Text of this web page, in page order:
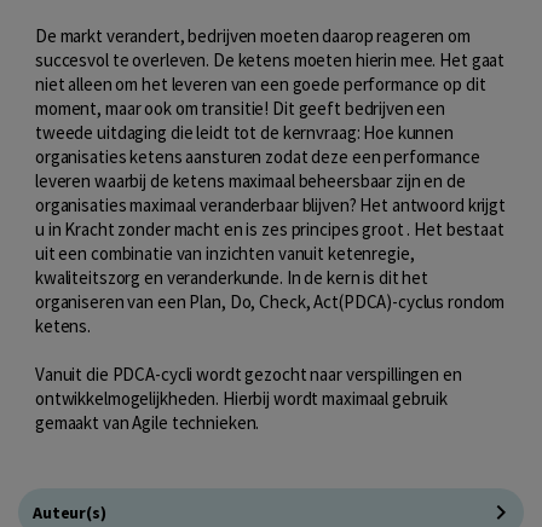
De markt verandert, bedrijven moeten daarop reageren om
succesvol te overleven. De ketens moeten hierin mee. Het gaat
niet alleen om het leveren van een goede performance op dit
moment, maar ook om transitie! Dit geeft bedrijven een
tweede uitdaging die leidt tot de kernvraag: Hoe kunnen
organisaties ketens aansturen zodat deze een performance
leveren waarbij de ketens maximaal beheersbaar zijn en de
organisaties maximaal veranderbaar blijven? Het antwoord krijgt
u in Kracht zonder macht en is zes principes groot . Het bestaat
uit een combinatie van inzichten vanuit ketenregie,
kwaliteitszorg en veranderkunde. In de kern is dit het
organiseren van een Plan, Do, Check, Act(PDCA)-cyclus rondom
ketens.
Vanuit die PDCA-cycli wordt gezocht naar verspillingen en
ontwikkelmogelijkheden. Hierbij wordt maximaal gebruik
gemaakt van Agile technieken.
Auteur(s)